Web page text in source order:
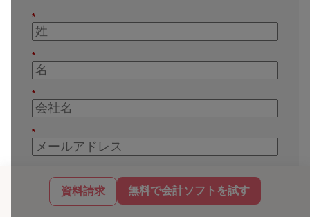
資料請求 無料で会計ソフトを試す
*
*
*
*